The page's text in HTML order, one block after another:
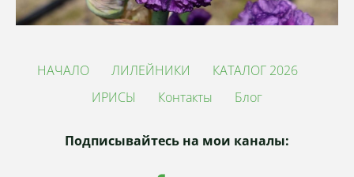
НАЧАЛО ЛИЛЕЙНИКИ
КАТАЛОГ 2026
ИРИСЫ
Контакты Блог
Подписывайтесь на мои каналы: